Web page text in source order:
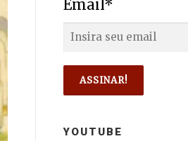
Email*
YOUTUBE